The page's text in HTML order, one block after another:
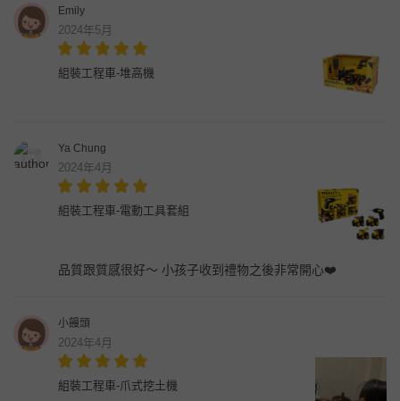
Emily
2024年5月
組裝工程車-堆高機
Ya Chung
2024年4月
組裝工程車-電動工具套組
品質跟質感很好～ 小孩子收到禮物之後非常開心❤️
小饅頭
2024年4月
組裝工程車-爪式挖土機